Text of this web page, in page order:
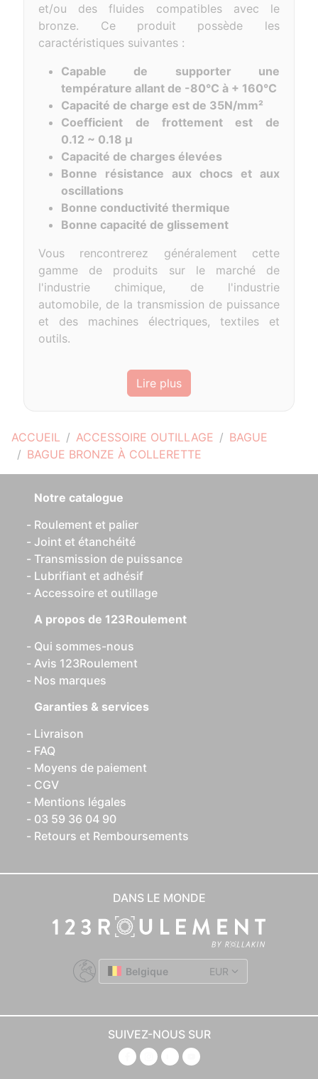
ACCUEIL ACCESSOIRE OUTILLAGE
BAGUE
BAGUE BRONZE À COLLERETTE
et/ou des fluides compatibles avec le
bronze. Ce produit possède les
caractéristiques suivantes :
Capable de supporter une
température allant de -80°C à + 160°C
Capacité de charge est de 35N/mm²
Coefficient de frottement est de
0.12 ~ 0.18 μ
Capacité de charges élevées
Bonne résistance aux chocs et aux
oscillations
Bonne conductivité thermique
Bonne capacité de glissement
Vous rencontrerez généralement cette
gamme de produits sur le marché de
l'industrie chimique, de l'industrie
automobile, de la transmission de puissance
et des machines électriques, textiles et
outils.
Lire plus
Notre catalogue
Roulement et palier
Joint et étanchéité
Transmission de puissance
Lubrifiant et adhésif
Accessoire et outillage
A propos de 123Roulement
Qui sommes-nous
Avis 123Roulement
Nos marques
Garanties & services
Livraison
FAQ
Moyens de paiement
CGV
Mentions légales
03 59 36 04 90
Retours et Remboursements
DANS LE MONDE
Belgique EUR
SUIVEZ-NOUS SUR